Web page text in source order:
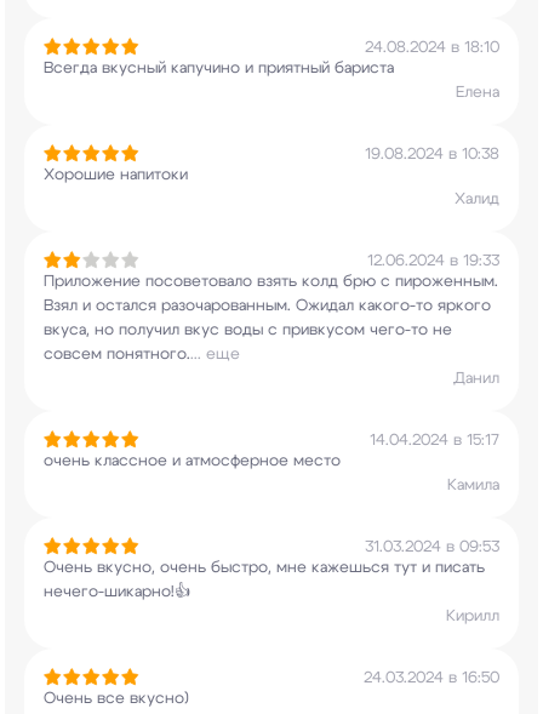
24.08.2024 в 18:10
Всегда вкусный капучино и приятный бариста
Елена
19.08.2024 в 10:38
Хорошие напитоки
Халид
12.06.2024 в 19:33
Приложение посоветовало взять колд брю с пироженным.
Взял и остался разочарованным. Ожидал какого-то яркого
вкуса, но получил вкус воды с привкусом чего-то не
совсем понятного.... еще
Данил
14.04.2024 в 15:17
очень классное и атмосферное место
Камила
31.03.2024 в 09:53
Очень вкусно, очень быстро, мне кажешься тут и писать
нечего-шикарно!👍
Кирилл
24.03.2024 в 16:50
Очень все вкусно)